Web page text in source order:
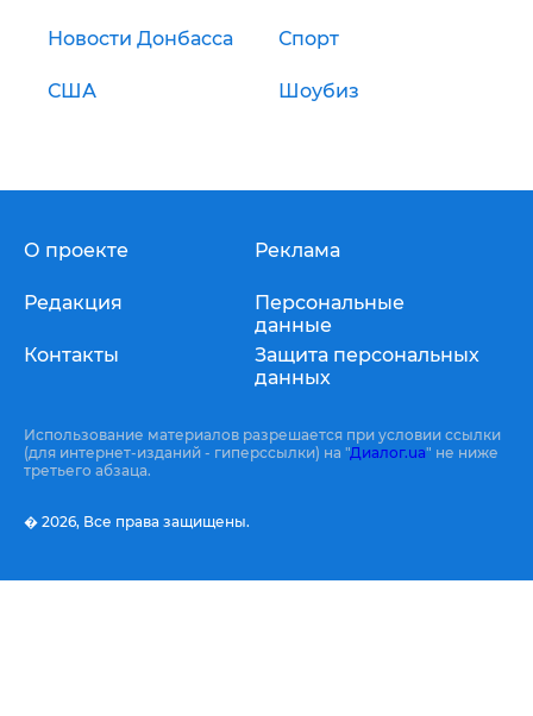
Новости Донбасса Спорт
США Шоубиз
О проекте
Редакция
Контакты
Реклама
Персональные
данные
Защита персональных
данных
Использование материалов разрешается при условии ссылки
(для интернет-изданий - гиперссылки) на "Диалог.ua" не ниже
третьего абзаца.
� 2026, Все права защищены.